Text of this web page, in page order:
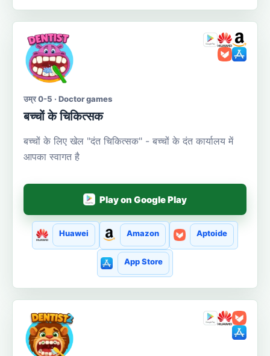
उम्र 0-5 · Doctor games
बच्चों के चिकित्सक
बच्चों के लिए खेल "दंत चिकित्सक" - बच्चों के दंत कार्यालय में
आपका स्वागत है
Play on Google Play
Huawei Amazon Aptoide
App Store